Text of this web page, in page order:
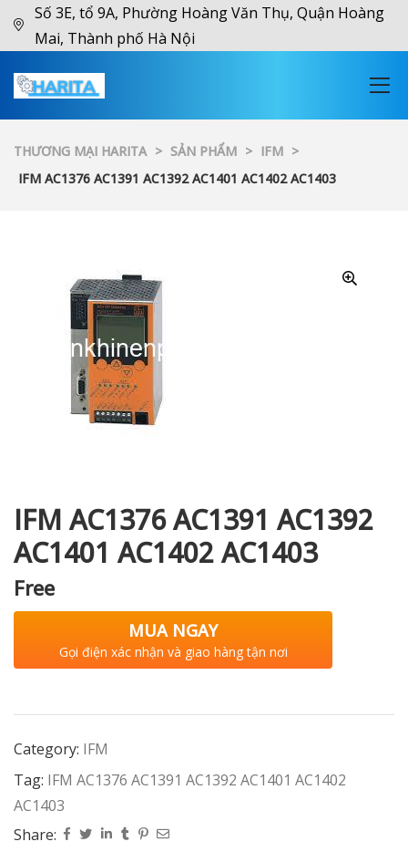
Số 3E, tổ 9A, Phường Hoàng Văn Thụ, Quận Hoàng
Mai, Thành phố Hà Nội
THƯƠNG MẠI HARITA > SẢN PHẨM > IFM >
IFM AC1376 AC1391 AC1392 AC1401 AC1402 AC1403
IFM AC1376 AC1391 AC1392
AC1401 AC1402 AC1403
Free
MUA NGAY
Gọi điện xác nhận và giao hàng tận nơi
Category: IFM
Tag: IFM AC1376 AC1391 AC1392 AC1401 AC1402
AC1403
Share: